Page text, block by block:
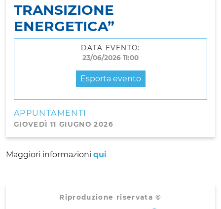
TRANSIZIONE
ENERGETICA”
DATA EVENTO:
23/06/2026 11:00
Esporta evento
APPUNTAMENTI
GIOVEDÌ 11 GIUGNO 2026
Maggiori informazioni qui
Riproduzione riservata ©